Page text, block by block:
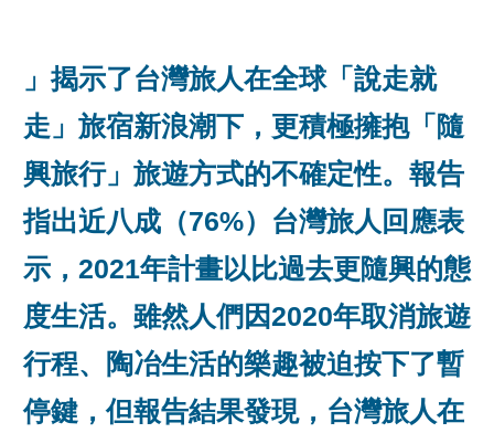
」揭示了台灣旅人在全球「說走就
走」旅宿新浪潮下，更積極擁抱「隨
興旅行」旅遊方式的不確定性。報告
指出近八成（76%）台灣旅人回應表
示，2021年計畫以比過去更隨興的態
度生活。雖然人們因2020年取消旅遊
行程、陶冶生活的樂趣被迫按下了暫
停鍵，但報告結果發現，台灣旅人在